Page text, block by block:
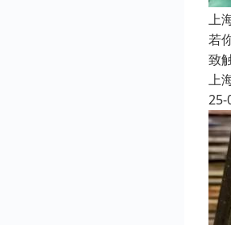
上
若
致
上
25-